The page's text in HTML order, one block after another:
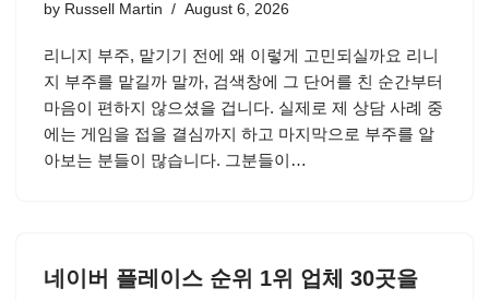
by Russell Martin August 6, 2026
리니지 부주, 맡기기 전에 왜 이렇게 고민되실까요 리니
지 부주를 맡길까 말까, 검색창에 그 단어를 친 순간부터
마음이 편하지 않으셨을 겁니다. 실제로 제 상담 사례 중
에는 게임을 접을 결심까지 하고 마지막으로 부주를 알
아보는 분들이 많습니다. 그분들이…
네이버 플레이스 순위 1위 업체 30곳을